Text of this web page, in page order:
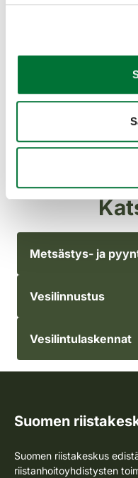
Iän ja
Metsästys- ja
Vesilinnustus
Vesilintulaskennat
Suomen
Suomen riistakeskus
riistanhoitoyhdistysten